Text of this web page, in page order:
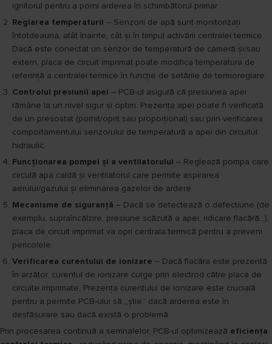
ignitorul pentru a porni arderea în schimbătorul primar.
Reglarea temperaturii – Senzorii de apă sunt monitorizați
întotdeauna, atât înainte, cât și în timpul activării centralei termice.
Dacă este conectat un senzor de temperatură de cameră și/sau
extern, placa de circuit imprimat poate modifica temperatura de
referință a centralei termice în funcție de setările de termoreglare.
Controlul presiunii apei – PCB-ul asigură că presiunea apei
rămâne la un nivel sigur și optim. Prezența apei poate fi verificată
de un presostat (pornit/oprit sau proporțional) sau prin verificarea
comportamentului senzorului de temperatură a apei din circuitul
hidraulic.
Funcționarea pompei și a ventilatorului – Reglează pompa care
circulă apa caldă și ventilatorul care permite aspirarea
aerului/gazului și eliminarea gazelor de ardere
Mecanisme de siguranță – Dacă se detectează o defecțiune (de
exemplu, supraîncălzire, presiune scăzută a apei, ridicare flacără…),
placa de circuit imprimat va opri centrala termică pentru a preveni
pericolele.
Verificarea curentului de ionizare – Dacă flacăra este prezentă
în arzător, curentul de ionizare curge prin electrod către placa de
circuite imprimate. Prezența curentului de ionizare este crucială
pentru a permite PCB-ului să „știe” dacă arderea este în
desfășurare sau dacă există o problemă.
Prin procesarea continuă a semnalelor, PCB-ul optimizează eficiența